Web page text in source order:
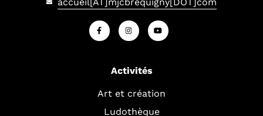
Activités
Art et création
Ludothèque